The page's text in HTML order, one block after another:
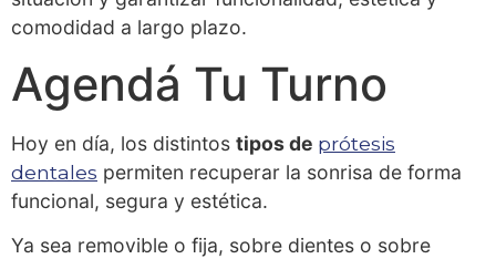
comodidad a largo plazo.
Agendá Tu Turno
Hoy en día, los distintos tipos de prótesis
dentales permiten recuperar la sonrisa de forma
funcional, segura y estética.
Ya sea removible o fija, sobre dientes o sobre